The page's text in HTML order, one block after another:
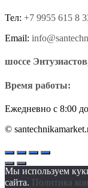
Тел: +7 9955 615 8
Email:
шоссе
Время работы:
Ежедневно с 8:00
©
Мы используем
сайта. Политика